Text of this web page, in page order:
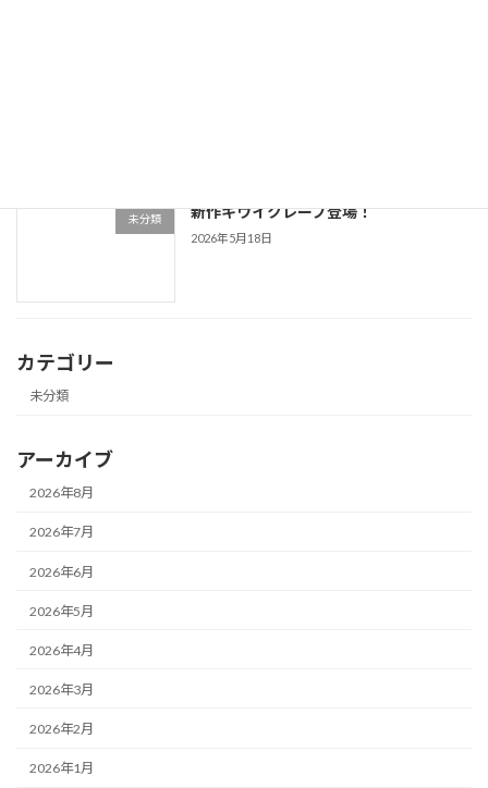
未分類 新作キウイクレープ登場！
2026年5月18日
カテゴリー
未分類
アーカイブ
2026年8月
2026年7月
2026年6月
2026年5月
2026年4月
2026年3月
2026年2月
2026年1月